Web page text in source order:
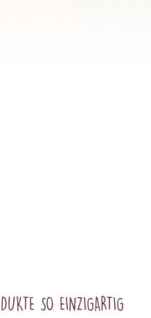
SO EINZIGARTIG